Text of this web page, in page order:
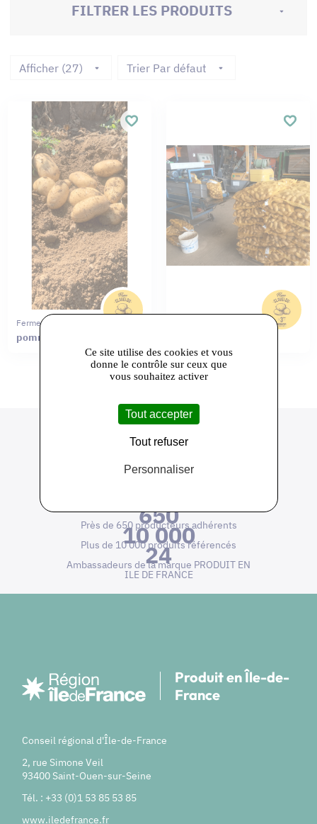
FILTRER LES PRODUITS
Afficher (27) Trier Par défaut
Ferme Clavelou
pommes de terre
650
Près de 650 producteurs adhérents
10 000
Plus de 10 000 produits référencés
24
Ambassadeurs de la marque PRODUIT EN
ILE DE FRANCE
Produit en Île-de-
France
Conseil régional d'Île-de-France
2, rue Simone Veil
93400 Saint-Ouen-sur-Seine
Tél. : +33 (0)1 53 85 53 85
www.iledefrance.fr
Ce site utilise des cookies et vous
donne le contrôle sur ceux que
vous souhaitez activer
Tout accepter
Tout refuser
Personnaliser